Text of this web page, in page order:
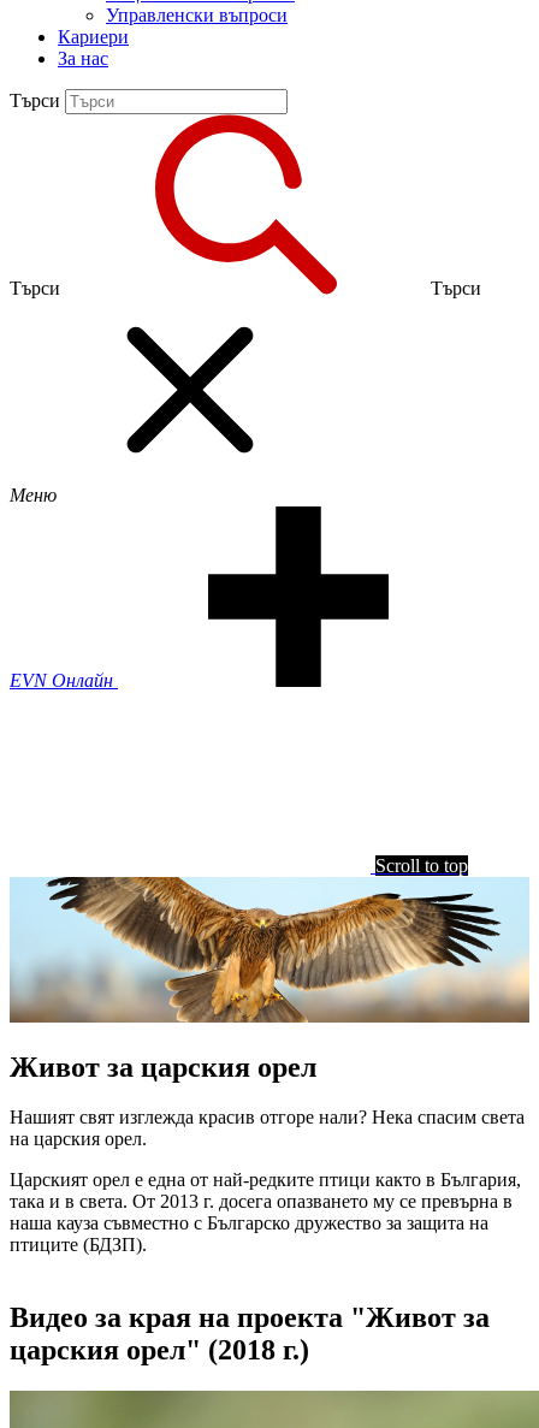
Управленски въпроси
Кариери
За нас
Търси
Търси Търси
Меню
EVN Онлайн
Scroll to top
Живот за царския орел
Нашият свят изглежда красив отгоре нали? Нека спасим света
на царския орел.
Царският орел е една от най-редките птици както в България,
така и в света. От 2013 г. досега опазването му се превърна в
наша кауза съвместно с Българско дружество за защита на
птиците (БДЗП).
Видео за края на проекта "Живот за
царския орел" (2018 г.)